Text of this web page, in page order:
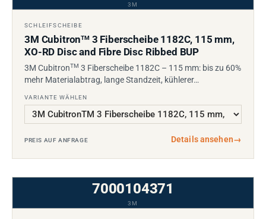
3M
SCHLEIFSCHEIBE
3M CubitronTM3 Fiberscheibe 1182C, 115 mm,
XO-RD Disc and Fibre Disc Ribbed BUP
3M CubitronTM 3 Fiberscheibe 1182C – 115 mm: bis zu 60%
mehr Materialabtrag, lange Standzeit, kühlerer…
VARIANTE WÄHLEN
PREIS AUF ANFRAGE Details ansehen→
7000104371
3M